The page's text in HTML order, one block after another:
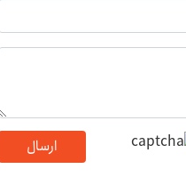
ارسال